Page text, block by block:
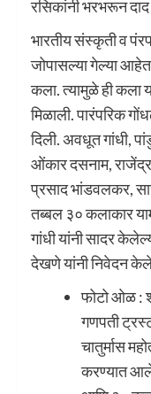
रसिकांनी भरभरून दाद
भारतीय संस्कृती व
जोपासल्या गेल्या
कला. त्यामुळे ही कला
मिळाली. पारंपरिक
दिली. अवधूत गांधी,
ओंकार दसनाम,
प्रसाद भांडवलकर,
तब्बल ३० कलाकार
गांधी यांनी सादर
देखणे यांनी निवेदन
फोटो ओळ :
गणपती
चातुर्मास
करण्यात आले